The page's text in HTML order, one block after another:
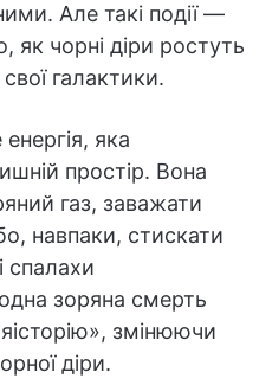
Але такі події —
як чорні діри ростуть
галактики.
яка
простір. Вона
газ, заважати
навпаки, стискати
спалахи
зоряна смерть
змінюючи
діри.